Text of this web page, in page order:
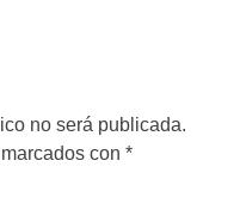
no será publicada.
con *